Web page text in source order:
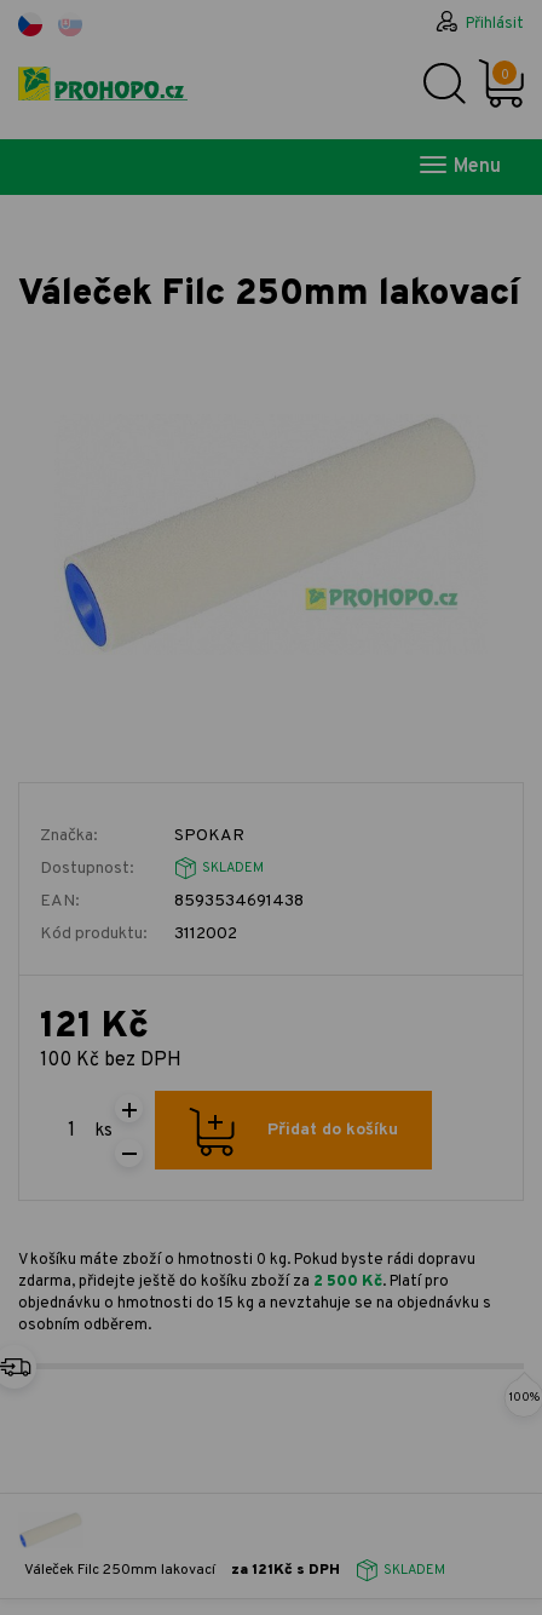
Přihlásit
0
Menu
Váleček Filc 250mm lakovací
Značka:
SPOKAR
Dostupnost:
SKLADEM
EAN:
8593534691438
Kód produktu:
3112002
121 Kč
100 Kč bez DPH
ks Přidat do košíku
V košíku máte zboží o hmotnosti 0 kg. Pokud byste rádi dopravu
zdarma, přidejte ještě do košíku zboží za 2 500 Kč. Platí pro
objednávku o hmotnosti do 15 kg a nevztahuje se na objednávku s
osobním odběrem.
100%
Váleček Filc 250mm lakovací za 121Kč s DPH SKLADEM